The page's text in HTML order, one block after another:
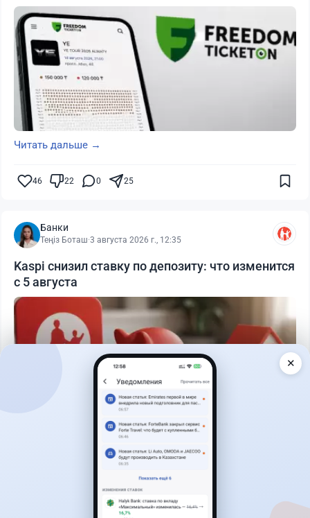
Читать дальше →
46 22 0 25
Банки
Теңіз Боташ·3 августа 2026 г., 12:35
Kaspi снизил ставку по депозиту: что изменится
с 5 августа
✕